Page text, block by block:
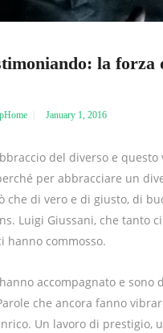
la
January 1, 2016
del diverso e
per abbracciare un
di vero e di giusto, di
Luigi Giussani, che tanto
hanno commosso.
accompagnato e
che ancora fanno
Un lavoro di prestigio,